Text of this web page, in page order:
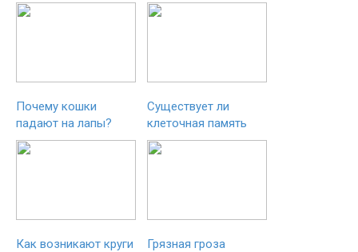
Почему кошки
падают на лапы?
Существует ли
клеточная память
Как возникают круги
Грязная гроза